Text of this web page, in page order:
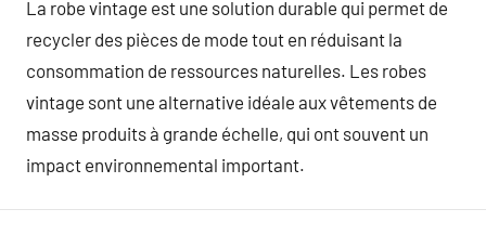
La robe vintage est une solution durable qui permet de
recycler des pièces de mode tout en réduisant la
consommation de ressources naturelles. Les robes
vintage sont une alternative idéale aux vêtements de
masse produits à grande échelle, qui ont souvent un
impact environnemental important.